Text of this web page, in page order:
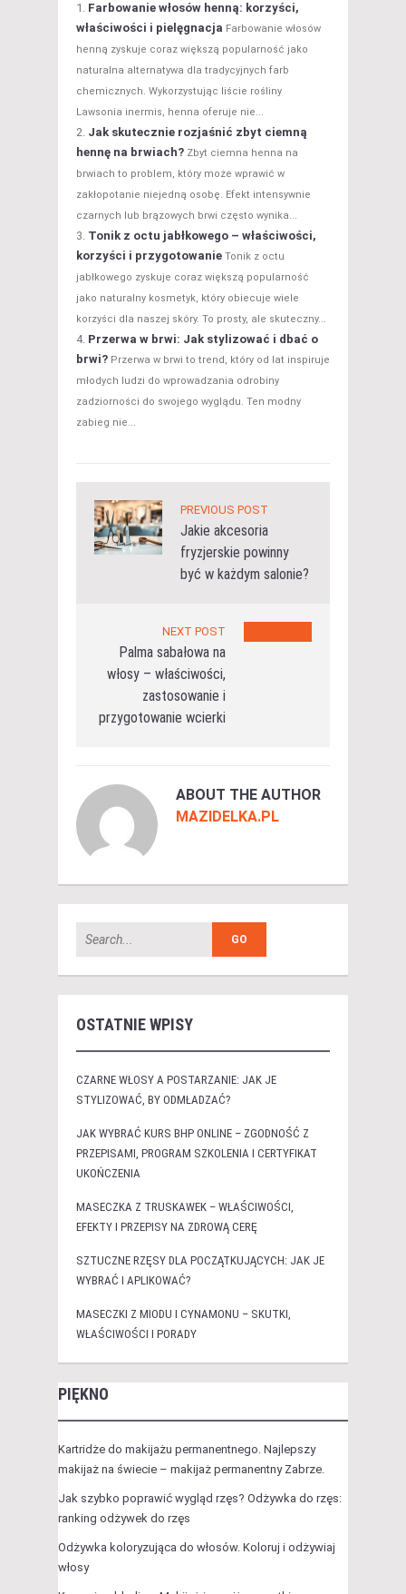
Farbowanie włosów henną: korzyści,
właściwości i pielęgnacja Farbowanie włosów
henną zyskuje coraz większą popularność jako
naturalna alternatywa dla tradycyjnych farb
chemicznych. Wykorzystując liście rośliny
Lawsonia inermis, henna oferuje nie...
Jak skutecznie rozjaśnić zbyt ciemną
hennę na brwiach? Zbyt ciemna henna na
brwiach to problem, który może wprawić w
zakłopotanie niejedną osobę. Efekt intensywnie
czarnych lub brązowych brwi często wynika...
Tonik z octu jabłkowego – właściwości,
korzyści i przygotowanie Tonik z octu
jabłkowego zyskuje coraz większą popularność
jako naturalny kosmetyk, który obiecuje wiele
korzyści dla naszej skóry. To prosty, ale skuteczny...
Przerwa w brwi: Jak stylizować i dbać o
brwi? Przerwa w brwi to trend, który od lat inspiruje
młodych ludzi do wprowadzania odrobiny
zadziorności do swojego wyglądu. Ten modny
zabieg nie...
PREVIOUS POST
Jakie akcesoria
fryzjerskie powinny
być w każdym salonie?
NEXT POST
Palma sabałowa na
włosy – właściwości,
zastosowanie i
przygotowanie wcierki
ABOUT THE AUTHOR
MAZIDELKA.PL
OSTATNIE WPISY
CZARNE WŁOSY A POSTARZANIE: JAK JE
STYLIZOWAĆ, BY ODMŁADZAĆ?
JAK WYBRAĆ KURS BHP ONLINE – ZGODNOŚĆ Z
PRZEPISAMI, PROGRAM SZKOLENIA I CERTYFIKAT
UKOŃCZENIA
MASECZKA Z TRUSKAWEK – WŁAŚCIWOŚCI,
EFEKTY I PRZEPISY NA ZDROWĄ CERĘ
SZTUCZNE RZĘSY DLA POCZĄTKUJĄCYCH: JAK JE
WYBRAĆ I APLIKOWAĆ?
MASECZKI Z MIODU I CYNAMONU – SKUTKI,
WŁAŚCIWOŚCI I PORADY
PIĘKNO
Kartridże do makijażu permanentnego. Najlepszy
makijaż na świecie – makijaż permanentny Zabrze.
Jak szybko poprawić wygląd rzęs? Odżywka do rzęs:
ranking odżywek do rzęs
Odżywka koloryzująca do włosów. Koloruj i odżywiaj
włosy